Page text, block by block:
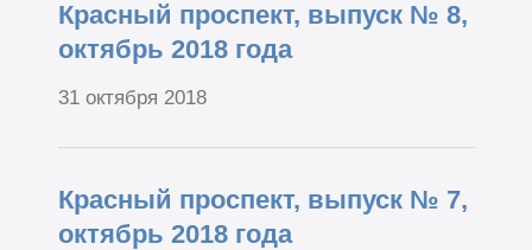
Красный проспект, выпуск № 8,
октябрь 2018 года
31 октября 2018
Красный проспект, выпуск № 7,
октябрь 2018 года